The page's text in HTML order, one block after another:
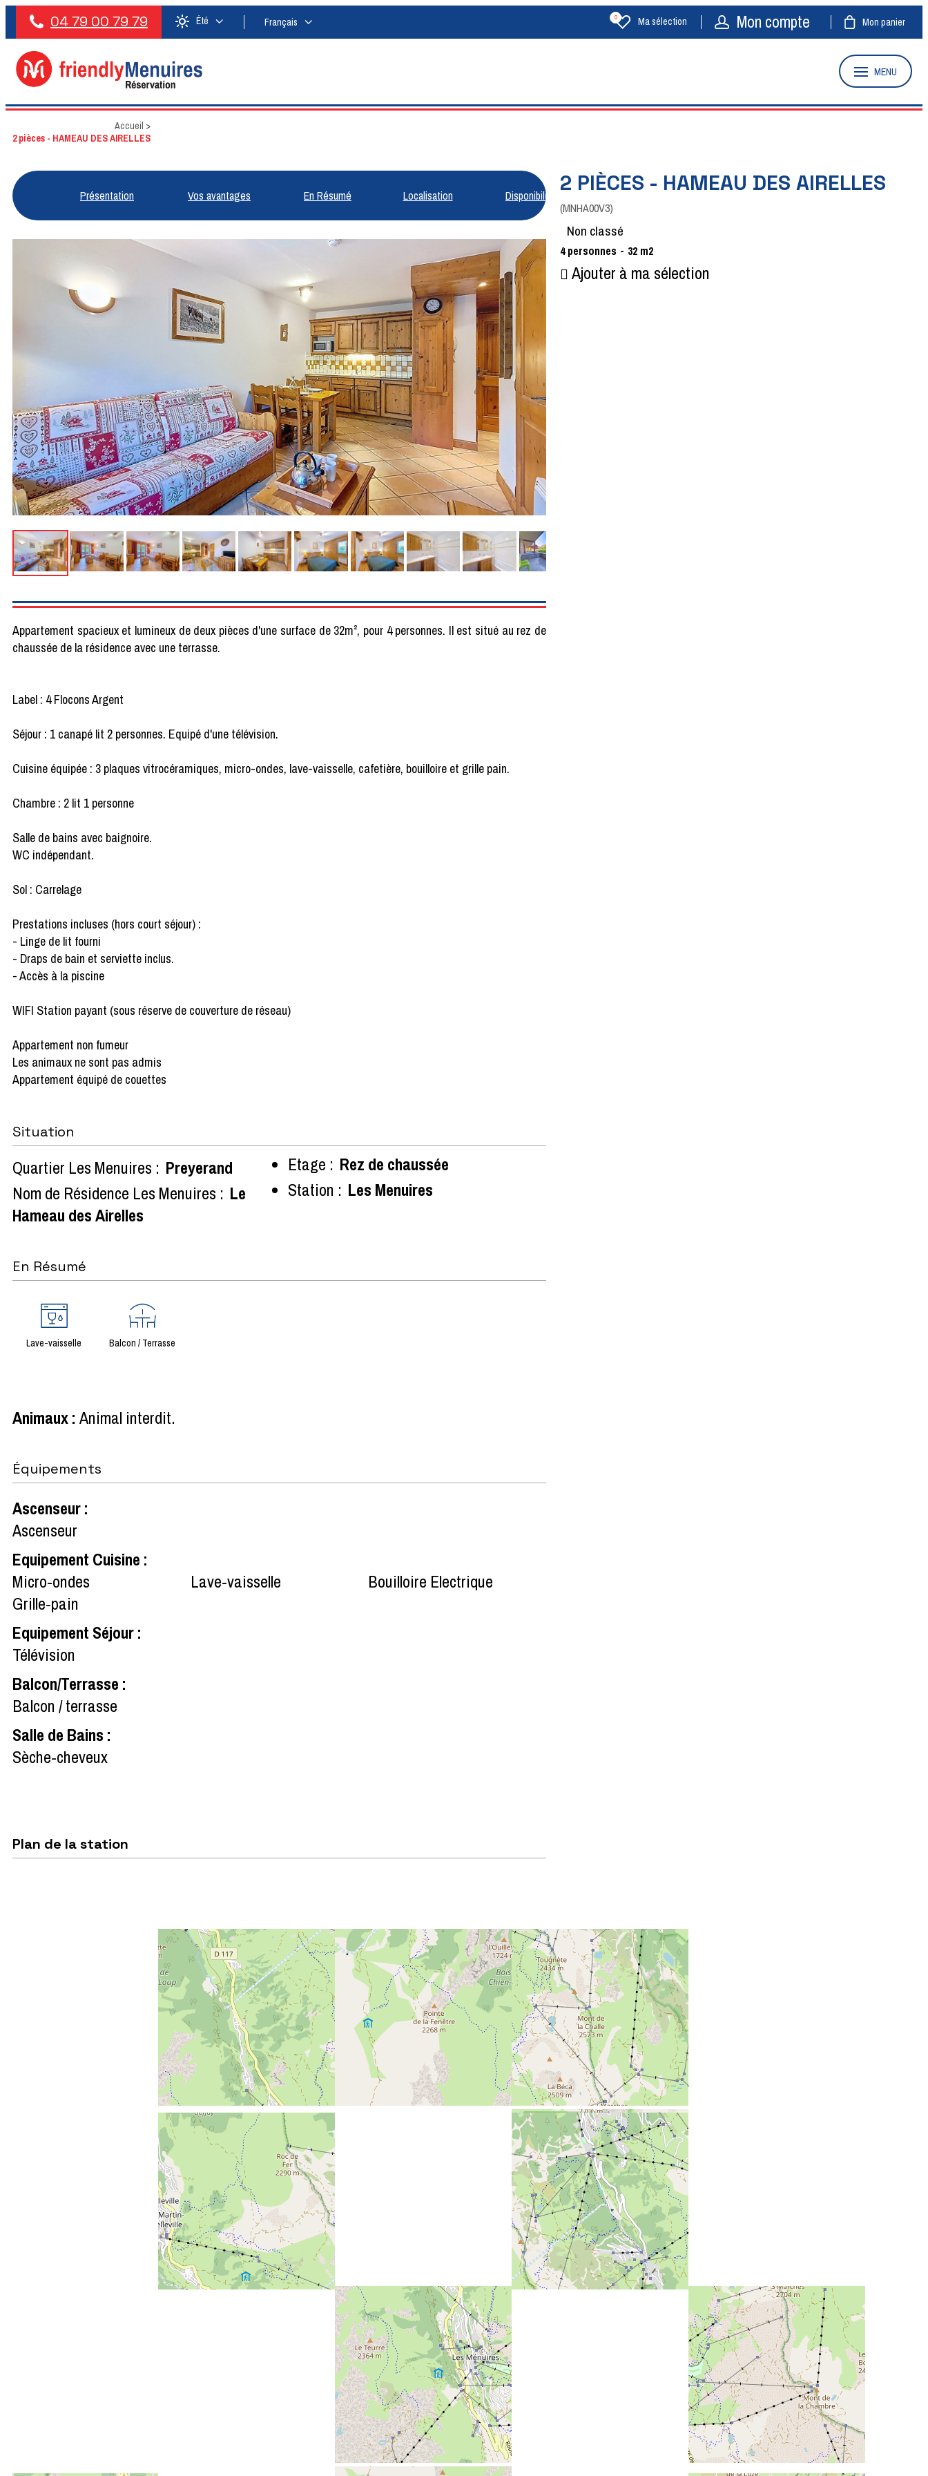
04 79 00 79 79 Été Français Ma sélection
0 Mon compte Mon panier
MENU
Accueil >
2 pièces - HAMEAU DES AIRELLES
Présentation Vos avantages En Résumé Localisation Disponibilités 2 PIÈCES - HAMEAU DES AIRELLES
(MNHA00V3)
Non classé
4 personnes 32 m2
Ajouter à ma sélection
Appartement spacieux et lumineux de deux pièces d'une surface de 32m², pour 4 personnes. Il est situé au rez de
chaussée de la résidence avec une terrasse.
Label : 4 Flocons Argent
Séjour : 1 canapé lit 2 personnes. Equipé d'une télévision.
Cuisine équipée : 3 plaques vitrocéramiques, micro-ondes, lave-vaisselle, cafetière, bouilloire et grille pain.
Chambre : 2 lit 1 personne
Salle de bains avec baignoire.
WC indépendant.
Sol : Carrelage
Prestations incluses (hors court séjour) :
- Linge de lit fourni
- Draps de bain et serviette inclus.
- Accès à la piscine
WIFI Station payant (sous réserve de couverture de réseau)
Appartement non fumeur
Les animaux ne sont pas admis
Appartement équipé de couettes
Situation
Quartier Les Menuires : Preyerand
Nom de Résidence Les Menuires : Le
Hameau des Airelles
Etage : Rez de chaussée
Station : Les Menuires
En Résumé
Lave-vaisselle Balcon / Terrasse
Animaux: Animal interdit
Équipements
Ascenseur:
Ascenseur
Equipement Cuisine :
Micro-ondes
Lave-vaisselle
Bouilloire Electrique
Grille-pain
Equipement Séjour:
Télévision
Balcon/Terrasse :
Balcon / terrasse
Salle de Bains :
Sèche-cheveux
Plan de la station